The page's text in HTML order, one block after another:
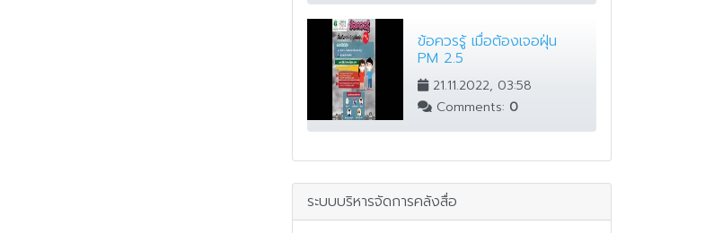
ข้อควรรู้ เมื่อต้องเจอฝุ่น
PM 2.5
21.11.2022, 03:58
Comments: 0
ระบบบริหารจัดการคลังสื่อ